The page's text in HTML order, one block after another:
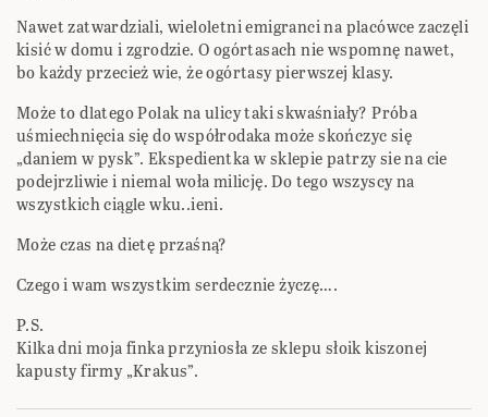
Nawet zatwardziali, wieloletni emigranci na placówce zaczęli
kisić w domu i zgrodzie. O ogórtasach nie wspomnę nawet,
bo każdy przecież wie, że ogórtasy pierwszej klasy.
Może to dlatego Polak na ulicy taki skwaśniały? Próba
uśmiechnięcia się do współrodaka może skończyc się
„daniem w pysk”. Ekspedientka w sklepie patrzy sie na cie
podejrzliwie i niemal woła milicję. Do tego wszyscy na
wszystkich ciągle wku..ieni.
Może czas na dietę przaśną?
Czego i wam wszystkim serdecznie życzę….
P.S.
Kilka dni moja finka przyniosła ze sklepu słoik kiszonej
kapusty firmy „Krakus”.